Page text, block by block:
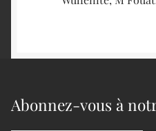
Abonnez-vous à